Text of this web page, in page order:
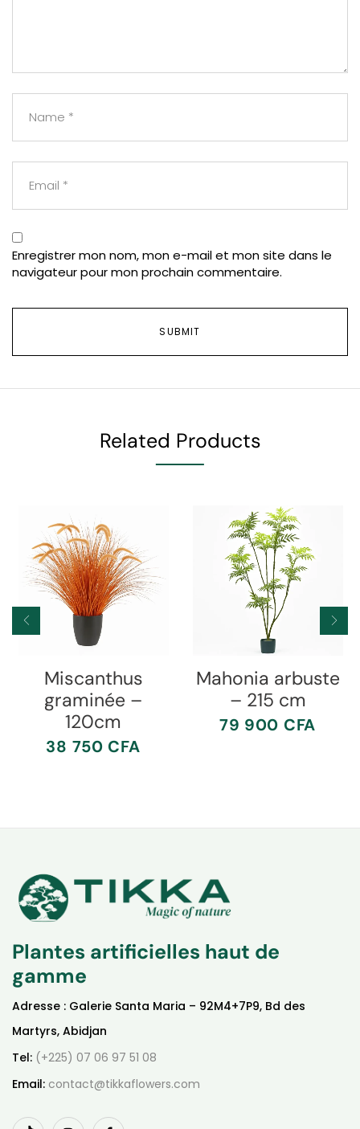
Enregistrer mon nom, mon e-mail et mon site dans le
navigateur pour mon prochain commentaire.
Related Products
Miscanthus
graminée –
120cm
38 750 CFA
Mahonia arbuste
– 215 cm
79 900 CFA
Plantes artificielles haut de
gamme
Adresse : Galerie Santa Maria – 92M4+7P9, Bd des
Martyrs, Abidjan
Tel: (+225) 07 06 97 51 08
Email: contact@tikkaflowers.com